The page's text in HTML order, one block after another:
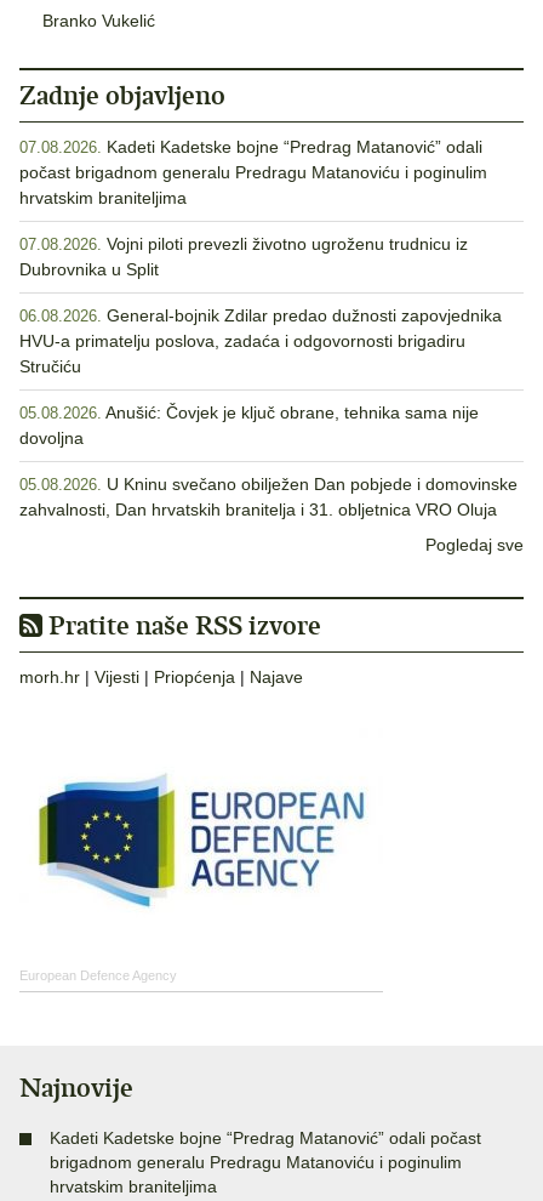
Branko Vukelić
Zadnje objavljeno
07.08.2026. Kadeti Kadetske bojne “Predrag Matanović” odali
počast brigadnom generalu Predragu Matanoviću i poginulim
hrvatskim braniteljima
07.08.2026. Vojni piloti prevezli životno ugroženu trudnicu iz
Dubrovnika u Split
06.08.2026. General-bojnik Zdilar predao dužnosti zapovjednika
HVU-a primatelju poslova, zadaća i odgovornosti brigadiru
Stručiću
05.08.2026. Anušić: Čovjek je ključ obrane, tehnika sama nije
dovoljna
05.08.2026. U Kninu svečano obilježen Dan pobjede i domovinske
zahvalnosti, Dan hrvatskih branitelja i 31. obljetnica VRO Oluja
Pogledaj sve
Pratite naše RSS izvore
morh.hr | Vijesti | Priopćenja | Najave
European Defence Agency
Najnovije
Kadeti Kadetske bojne “Predrag Matanović” odali počast
brigadnom generalu Predragu Matanoviću i poginulim
hrvatskim braniteljima